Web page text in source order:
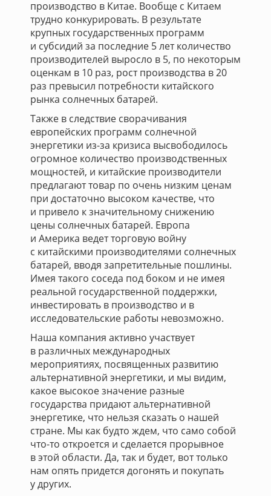
производство в Китае. Вообще с Китаем
трудно конкурировать. В результате
крупных государственных программ
и субсидий за последние 5 лет количество
производителей выросло в 5, по некоторым
оценкам в 10 раз, рост производства в 20
раз превысил потребности китайского
рынка солнечных батарей.
Также в следствие сворачивания
европейских программ солнечной
энергетики из-за кризиса высвободилось
огромное количество производственных
мощностей, и китайские производители
предлагают товар по очень низким ценам
при достаточно высоком качестве, что
и привело к значительному снижению
цены солнечных батарей. Европа
и Америка ведет торговую войну
с китайскими производителями солнечных
батарей, вводя запретительные пошлины.
Имея такого соседа под боком и не имея
реальной государственной поддержки,
инвестировать в производство и в
исследовательские работы невозможно.
Наша компания активно участвует
в различных международных
мероприятиях, посвященных развитию
альтернативной энергетики, и мы видим,
какое высокое значение разные
государства придают альтернативной
энергетике, что нельзя сказать о нашей
стране. Мы как будто ждем, что само собой
что-то откроется и сделается прорывное
в этой области. Да, так и будет, вот только
нам опять придется догонять и покупать
у других.